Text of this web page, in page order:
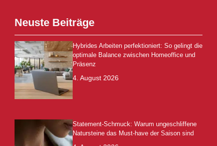
Neuste Beiträge
Hybrides Arbeiten perfektioniert: So gelingt die
optimale Balance zwischen Homeoffice und
Präsenz
4. August 2026
Statement-Schmuck: Warum ungeschliffene
Natursteine das Must-have der Saison sind